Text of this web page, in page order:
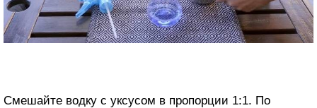
Смешайте водку с уксусом в пропорции 1:1. По